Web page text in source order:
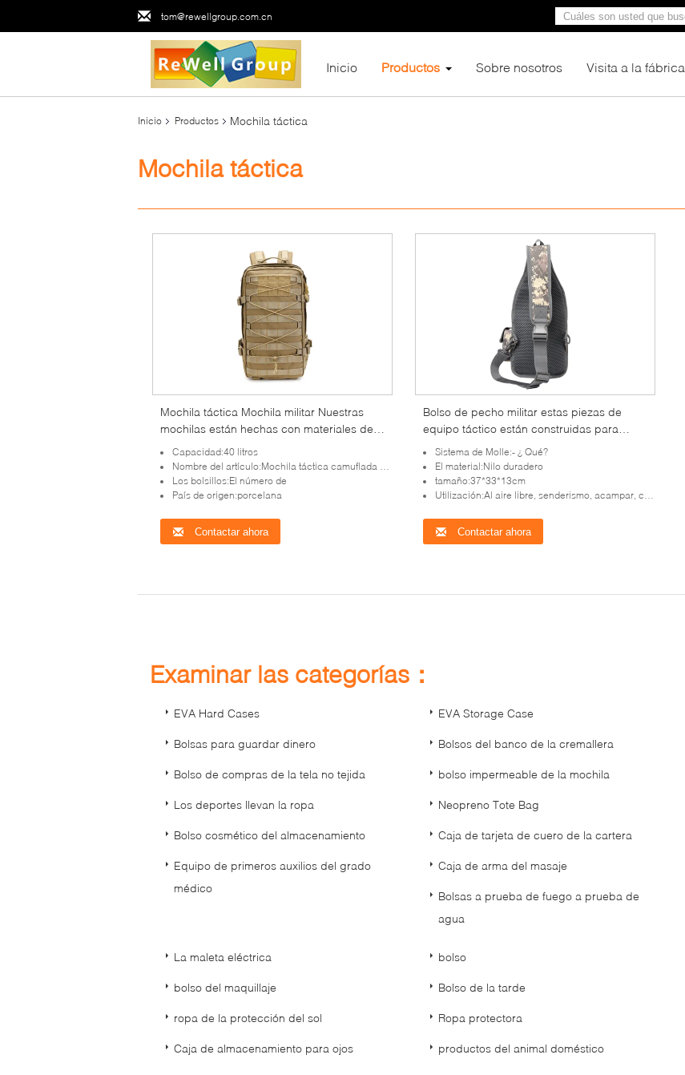
tom@rewellgroup.com.cn
Inicio Productos Sobre nosotros Visita a la fábrica
Inicio Productos Mochila táctica
Mochila táctica
Mochila táctica Mochila militar Nuestras
mochilas están hechas con materiales de
alta calidad y ofrecen la durabilidad
Capacidad:40 litros
Nombre del artículo:Mochila táctica camuflada en 3D
Los bolsillos:El número de
País de origen:porcelana
Contactar ahora
Bolso de pecho militar estas piezas de
equipo táctico están construidas para
durar, ofreciendo una combinación
perfecta de durabilidad, funcionalidad y
estilo.
Sistema de Molle:- ¿ Qué?
El material:Nilo duradero
tamaño:37*33*13cm
Utilización:Al aire libre, senderismo, acampar, caminar
Contactar ahora
Examinar las categorías：
EVA Hard Cases EVA Storage Case
Bolsas para guardar dinero Bolsos del banco de la cremallera
Bolso de compras de la tela no tejida bolso impermeable de la mochila
Los deportes llevan la ropa Neopreno Tote Bag
Bolso cosmético del almacenamiento Caja de tarjeta de cuero de la cartera
Equipo de primeros auxilios del grado
médico
Caja de arma del masaje
Bolsas a prueba de fuego a prueba de
agua
La maleta eléctrica bolso
bolso del maquillaje Bolso de la tarde
ropa de la protección del sol Ropa protectora
Caja de almacenamiento para ojos productos del animal doméstico